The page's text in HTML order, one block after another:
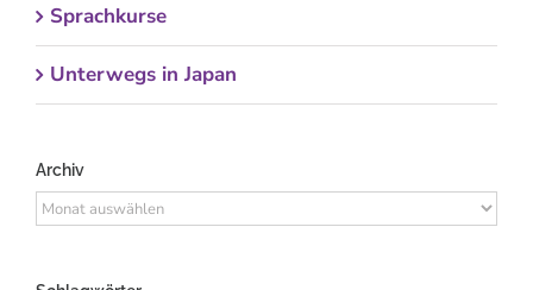
Sprachkurse
Unterwegs in Japan
Archiv
Archiv